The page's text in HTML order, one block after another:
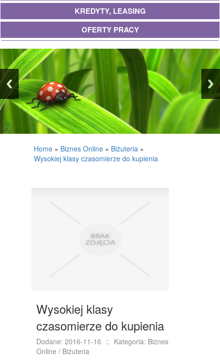
KREDYTY, LEASING
OFERTY PRACY
UBEZPIECZENIA
EKOLOGIA
BANKI, PRZELEWY, WALUTY, KANTORY
WYKOŃCZENIA
PROJEKTOWANIE
MATERIAŁY BUDOWLANE
NIERUCHOMOŚCI, DZIAŁKI
KURSY JĘZYKOWE
KURSY I SZKOLENIA
TŁUMACZENIA
Home » Biznes Online » Biżuteria »
Wysokiej klasy czasomierze do kupienia
Wysokiej klasy
czasomierze do kupienia
Dodane: 2016-11-16 :: Kategoria: Biznes
Online / Biżuteria